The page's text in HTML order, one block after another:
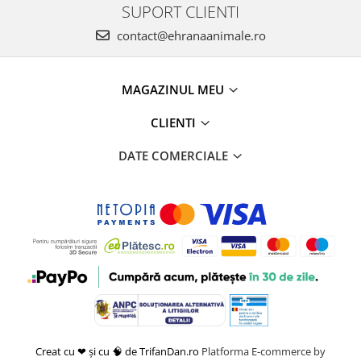
SUPORT CLIENTI
contact@ehranaanimale.ro
MAGAZINUL MEU
CLIENTI
DATE COMERCIALE
Creat cu ❤ și cu 🧠 de TrifanDan.ro Platforma E-commerce by